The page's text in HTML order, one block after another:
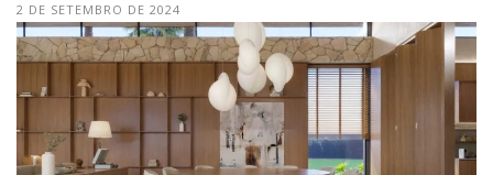
2 DE SETEMBRO DE 2024